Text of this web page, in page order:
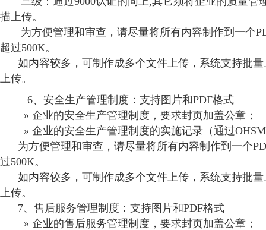
描上传。
为方便管理和审查，请尽量将所有内容制作到一个
超过500K。
如内容较多，可制作成多个文件上传，系统支持批量
上传。
6、安全生产管理制度：支持图片和PDF格式
» 企业的安全生产管理制度，要求封页加盖公章；
» 企业的安全生产管理制度的实施记录（通过
为方便管理和审查，请尽量将所有内容制作到一个
过500K。
如内容较多，可制作成多个文件上传，系统支持批量
上传。
7、售后服务管理制度：支持图片和PDF格式
» 企业的售后服务管理制度，要求封页加盖公章；